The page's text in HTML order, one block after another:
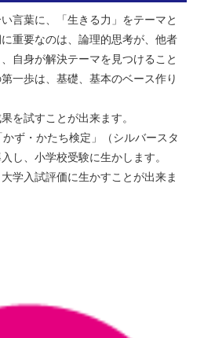
言葉に、「生きる力」をテーマと
重要なのは、論理的思考が、他者
自身が解決テーマを見つけること
一歩は、基礎、基本のベース作り
を試すことが出来ます。
ず・かたち検定」（シルバースタ
し、小学校受験に生かします。
学入試評価に生かすことが出来ま